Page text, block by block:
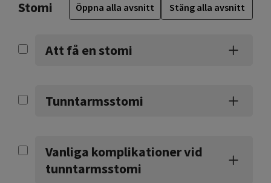
Stomi Öppna alla avsnitt Stäng alla avsnitt
Att få en stomi
Tunntarmsstomi
Vanliga komplikationer vid
tunntarmsstomi